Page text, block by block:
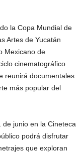
la Copa Mundial de
Artes de Yucatán
Mexicano de
cinematográfico
reunirá documentales
más popular del
junio en la Cineteca
podrá disfrutar
que exploran